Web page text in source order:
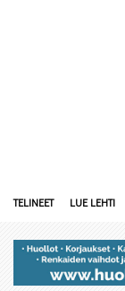
TELINEET LUE LEHTI